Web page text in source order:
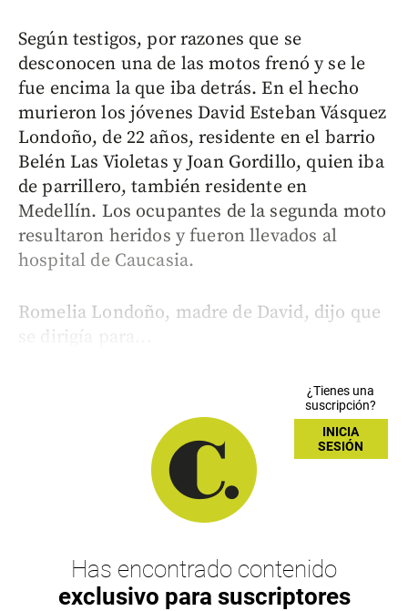
Según testigos, por razones que se
desconocen una de las motos frenó y se le
fue encima la que iba detrás. En el hecho
murieron los jóvenes David Esteban Vásquez
Londoño, de 22 años, residente en el barrio
Belén Las Violetas y Joan Gordillo, quien iba
de parrillero, también residente en
Medellín. Los ocupantes de la segunda moto
resultaron heridos y fueron llevados al
hospital de Caucasia.
Romelia Londoño, madre de David, dijo que
se dirigía para...
¿Tienes una
suscripción?
INICIA
SESIÓN
Has encontrado contenido
exclusivo para suscriptores